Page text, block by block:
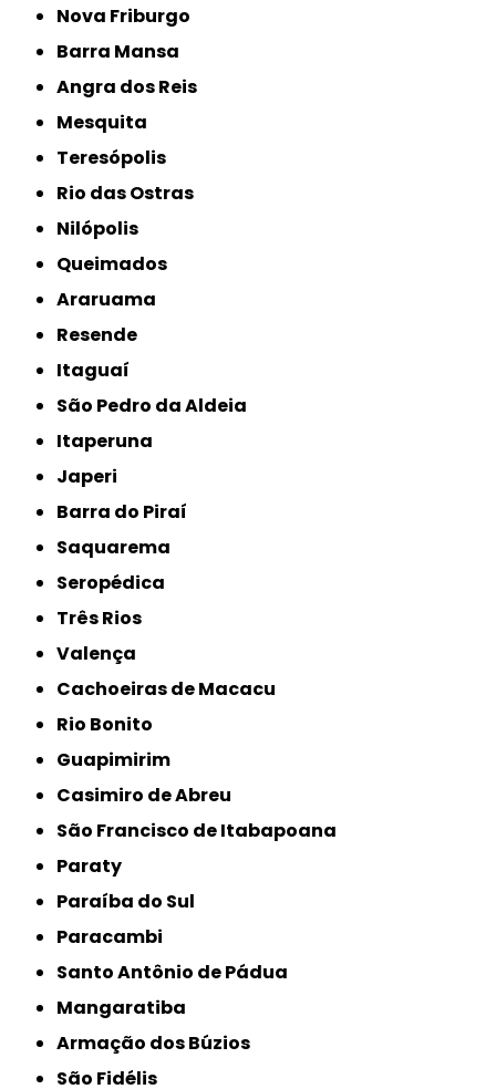
Nova Friburgo
Barra Mansa
Angra dos Reis
Mesquita
Teresópolis
Rio das Ostras
Nilópolis
Queimados
Araruama
Resende
Itaguaí
São Pedro da Aldeia
Itaperuna
Japeri
Barra do Piraí
Saquarema
Seropédica
Três Rios
Valença
Cachoeiras de Macacu
Rio Bonito
Guapimirim
Casimiro de Abreu
São Francisco de Itabapoana
Paraty
Paraíba do Sul
Paracambi
Santo Antônio de Pádua
Mangaratiba
Armação dos Búzios
São Fidélis